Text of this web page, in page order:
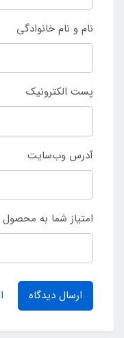
نام و نام خانوادگی
پست الکترونیک
آدرس وب‌سایت
امتیاز شما به محصول
ارسال دیدگاه